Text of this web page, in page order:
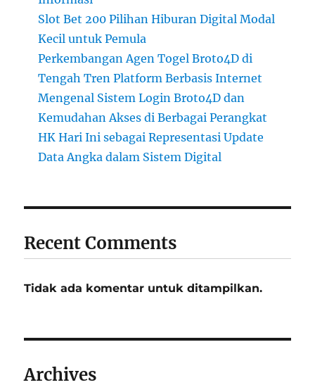
Slot Bet 200 Pilihan Hiburan Digital Modal
Kecil untuk Pemula
Perkembangan Agen Togel Broto4D di
Tengah Tren Platform Berbasis Internet
Mengenal Sistem Login Broto4D dan
Kemudahan Akses di Berbagai Perangkat
HK Hari Ini sebagai Representasi Update
Data Angka dalam Sistem Digital
Recent Comments
Tidak ada komentar untuk ditampilkan.
Archives